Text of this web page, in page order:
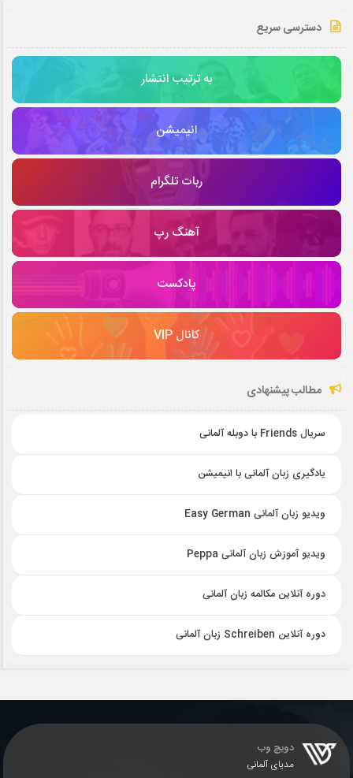
دسترسی سریع
به ترتیب انتشار
انیمیشن
ربات تلگرام
آهنگ رپ
پادکست
کانال VIP
مطالب پیشنهادی
سریال Friends با دوبله آلمانی
یادگیری زبان آلمانی با انیمیشن
ویدیو زبان آلمانی Easy German
ویدیو آموزش زبان آلمانی Peppa
دوره آنلاین مکالمه زبان آلمانی
دوره آنلاین Schreiben زبان آلمانی
دویچ وب
مدیای آلمانی